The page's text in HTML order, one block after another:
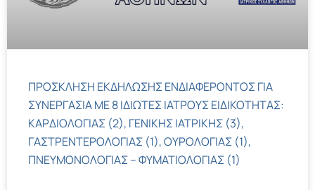
ΠΡΟΣΚΛΗΣΗ ΕΚΔΗΛΩΣΗΣ ΕΝΔΙΑΦΕΡΟΝΤΟΣ ΓΙΑ
ΣΥΝΕΡΓΑΣΙΑ ΜΕ 8 ΙΔΙΩΤΕΣ ΙΑΤΡΟΥΣ ΕΙΔΙΚΟΤΗΤΑΣ:
ΚΑΡΔΙΟΛΟΓΙΑΣ (2), ΓΕΝΙΚΗΣ ΙΑΤΡΙΚΗΣ (3),
ΓΑΣΤΡΕΝΤΕΡΟΛΟΓΙΑΣ (1), ΟΥΡΟΛΟΓΙΑΣ (1),
ΠΝΕΥΜΟΝΟΛΟΓΙΑΣ – ΦΥΜΑΤΙΟΛΟΓΙΑΣ (1)